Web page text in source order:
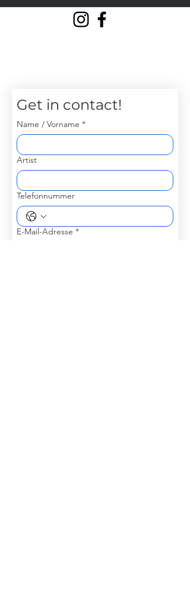
Get in contact!
Name / Vorname *
Artist
Telefonnummer
E-Mail-Adresse *